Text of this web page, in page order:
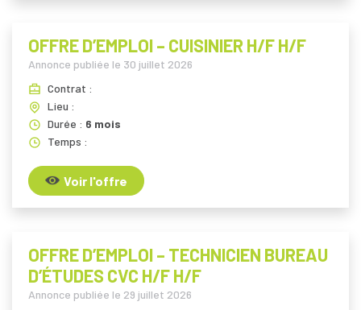
OFFRE D’EMPLOI – CUISINIER H/F H/F
Annonce publiée le 30 juillet 2026
Contrat :
Lieu :
Durée : 6 mois
Temps :
Voir l'offre
OFFRE D’EMPLOI – TECHNICIEN BUREAU
D’ÉTUDES CVC H/F H/F
Annonce publiée le 29 juillet 2026